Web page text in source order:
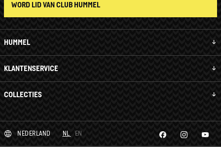
HUMMEL
KLANTENSERVICE
COLLECTIES
WORD LID VAN CLUB HUMMEL
NEDERLAND NL EN